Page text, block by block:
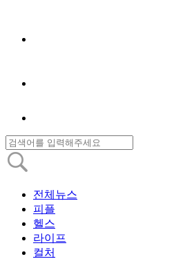
전체뉴스
피플
헬스
라이프
컬처